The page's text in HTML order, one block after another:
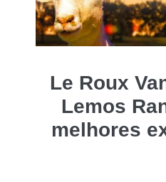
Le Roux
Lemos
melhores